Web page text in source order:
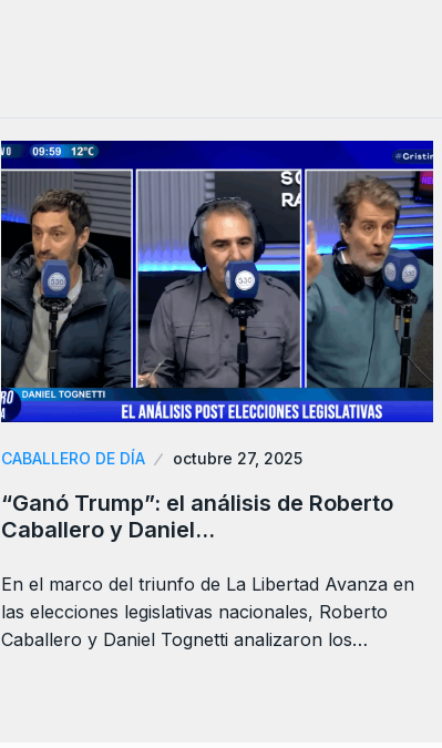
CABALLERO DE DÍA octubre 27, 2025
“Ganó Trump”: el análisis de Roberto
Caballero y Daniel…
En el marco del triunfo de La Libertad Avanza en
las elecciones legislativas nacionales, Roberto
Caballero y Daniel Tognetti analizaron los…